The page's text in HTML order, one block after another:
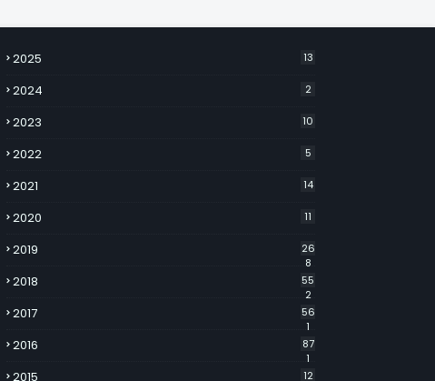
2025 13
2024 2
2023 10
2022 5
2021 14
2020 11
2019
26
8
2018
55
2
2017
56
1
2016
87
1
2015 12